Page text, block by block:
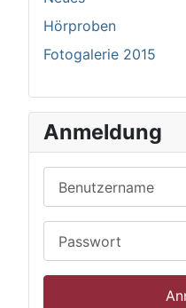
Hörproben
Fotogalerie 2015
Anmeldung